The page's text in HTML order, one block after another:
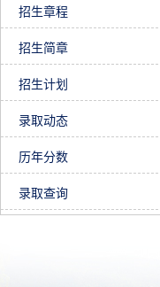
招生章程
招生简章
招生计划
录取动态
历年分数
录取查询